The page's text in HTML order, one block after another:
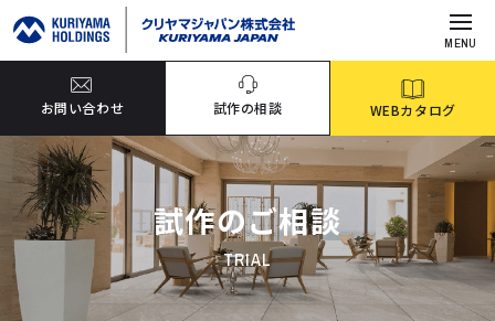
MENU
お問い合わせ 試作の相談 WEBカタログ
試作のご相談
TRIAL